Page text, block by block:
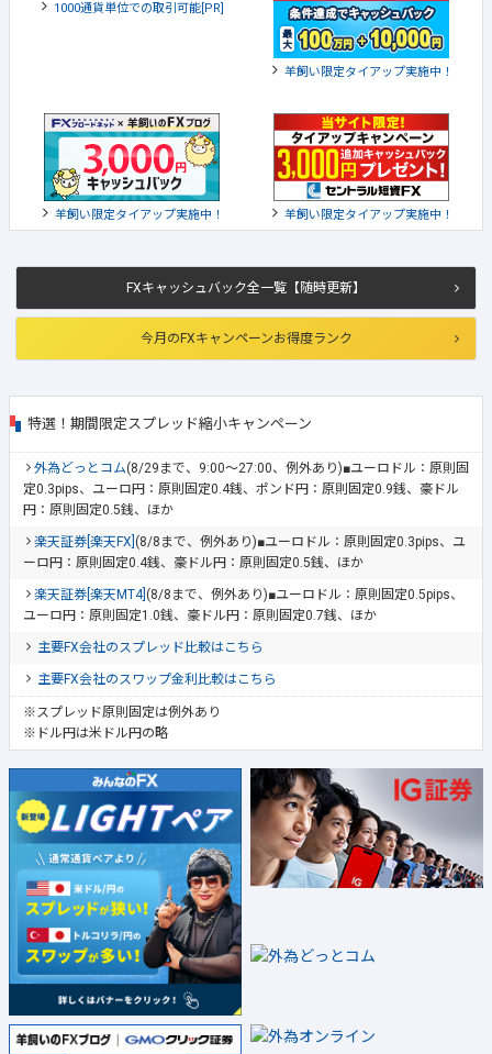
FXキャッシュバック全一覧【随時更新】
今月のFXキャンペーンお得度ランク
特選！期間限定スプレッド縮小キャンペーン
外為どっとコム(8/29まで、9:00～27:00、例外あり)■ユーロドル：原則固
定0.3pips、ユーロ円：原則固定0.4銭、ポンド円：原則固定0.9銭、豪ドル
円：原則固定0.5銭、ほか
楽天証券[楽天FX] (8/8まで、例外あり)■ユーロドル：原則固定0.3pips、ユ
ーロ円：原則固定0.4銭、豪ドル円：原則固定0.5銭、ほか
楽天証券[楽天MT4] (8/8まで、例外あり)■ユーロドル：原則固定0.5pips、
ユーロ円：原則固定1.0銭、豪ドル円：原則固定0.7銭、ほか
主要FX会社のスプレッド比較はこちら
主要FX会社のスワップ金利比較はこちら
※スプレッド原則固定は例外あり
※ドル円は米ドル円の略
1000通貨単位での取引可能[PR]
羊飼い限定タイアップ実施中！
羊飼い限定タイアップ実施中！ 羊飼い限定タイアップ実施中！